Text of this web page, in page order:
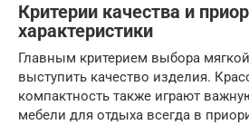
Критерии качества и
характеристики
Главным критерием выбора
выступить качество изделия.
компактность также играют
мебели для отдыха всегда в